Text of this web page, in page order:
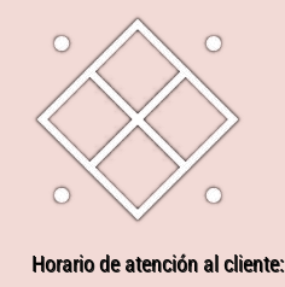
Horario de atención al cliente: